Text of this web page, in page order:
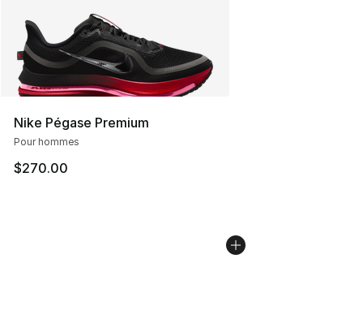
Nike Pégase Premium
Pour hommes
$270.00